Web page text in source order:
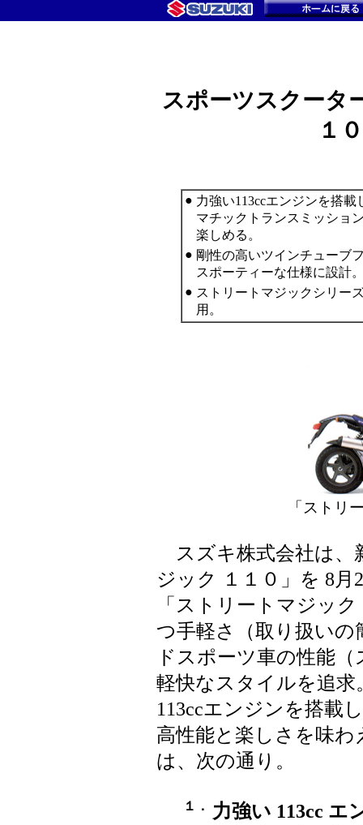
スポーツスクータ
１
● 力強い113ccエンジンを搭
マチックトランスミッショ
楽しめる。
● 剛性の高いツインチューブ
スポーティーな仕様に設計
● ストリートマジックシリー
用。
「ストリ
スズキ株式会社は、
ジック １１０」を 8
「ストリートマジッ
つ手軽さ（取り扱い
ドスポーツ車の性能
軽快なスタイルを追求
113ccエンジンを搭載
高性能と楽しさを味
は、次の通り。
１．
力強い 113cc エ